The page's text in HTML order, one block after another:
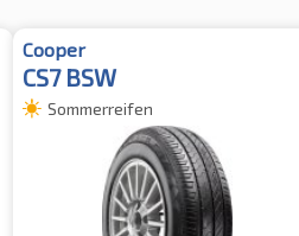
Cooper
CS7 BSW
Sommerreifen